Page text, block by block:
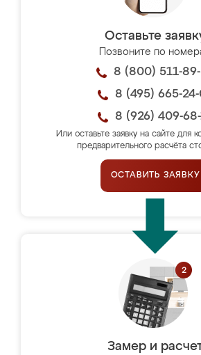
Оставьте
Позвоните по
8 (800) 511-
8 (495) 665-
8 (926) 409-
Или оставьте заявку на сайте для
предварительного расчёта
ОСТАВИТЬ ЗАЯВКУ
Замер и